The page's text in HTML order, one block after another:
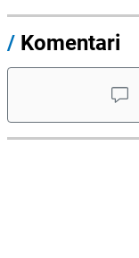
/ Komentari